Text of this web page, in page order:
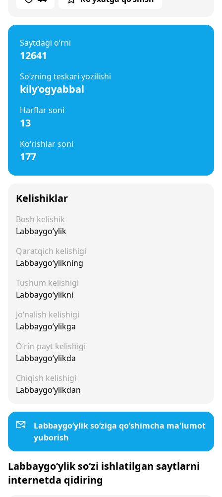
Saytdagi o‘rni
12641
So‘zning teskari yozilishi
kily‘ogyabbal
Harflar soni
13
Ko‘rishlar soni
177
Kelishiklar
Bosh kelishik
Labbaygo‘ylik
Qaratqich kelishigi
Labbaygo‘ylikning
Tushum kelishigi
Labbaygo‘ylikni
Jo‘nalish kelishigi
Labbaygo‘ylikga
O‘rin-payt kelishigi
Labbaygo‘ylikda
Chiqish kelishigi
Labbaygo‘ylikdan
Labbaygo‘ylik so‘ziga qo‘shimcha ma'lumot
yuborish
Labbaygo‘ylik so‘zi ishlatilgan saytlarni
internetda qidiring